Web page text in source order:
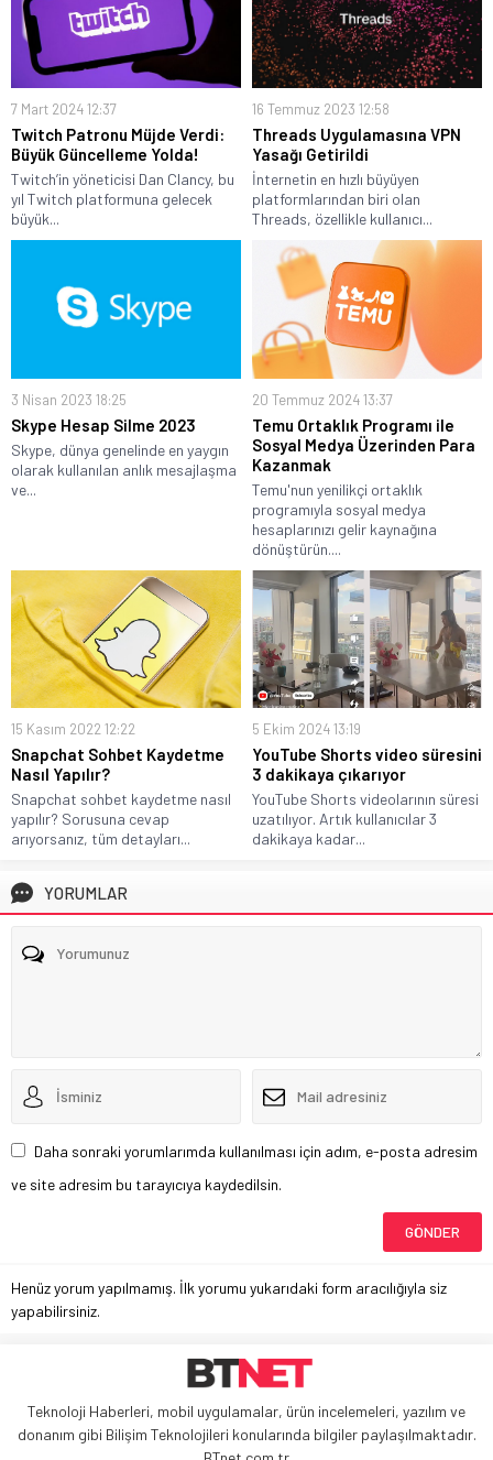
7 Mart 2024 12:37
Twitch Patronu Müjde Verdi:
Büyük Güncelleme Yolda!
Twitch’in yöneticisi Dan Clancy, bu
yıl Twitch platformuna gelecek
büyük...
16 Temmuz 2023 12:58
Threads Uygulamasına VPN
Yasağı Getirildi
İnternetin en hızlı büyüyen
platformlarından biri olan
Threads, özellikle kullanıcı...
3 Nisan 2023 18:25
Skype Hesap Silme 2023
Skype, dünya genelinde en yaygın
olarak kullanılan anlık mesajlaşma
ve...
20 Temmuz 2024 13:37
Temu Ortaklık Programı ile
Sosyal Medya Üzerinden Para
Kazanmak
Temu'nun yenilikçi ortaklık
programıyla sosyal medya
hesaplarınızı gelir kaynağına
dönüştürün....
15 Kasım 2022 12:22
Snapchat Sohbet Kaydetme
Nasıl Yapılır?
Snapchat sohbet kaydetme nasıl
yapılır? Sorusuna cevap
arıyorsanız, tüm detayları...
5 Ekim 2024 13:19
YouTube Shorts video süresini
3 dakikaya çıkarıyor
YouTube Shorts videolarının süresi
uzatılıyor. Artık kullanıcılar 3
dakikaya kadar...
YORUMLAR
Daha sonraki yorumlarımda kullanılması için adım, e-posta adresim
ve site adresim bu tarayıcıya kaydedilsin.
Henüz yorum yapılmamış. İlk yorumu yukarıdaki form aracılığıyla siz
yapabilirsiniz.
Teknoloji Haberleri, mobil uygulamalar, ürün incelemeleri, yazılım ve
donanım gibi Bilişim Teknolojileri konularında bilgiler paylaşılmaktadır.